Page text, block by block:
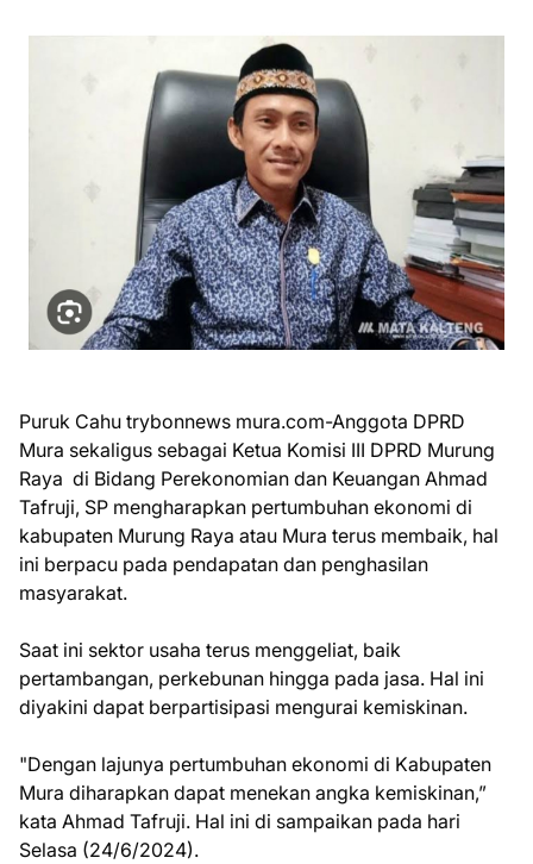
Puruk Cahu trybonnews mura.com-Anggota DPRD
Mura sekaligus sebagai Ketua Komisi III DPRD Murung
Raya di Bidang Perekonomian dan Keuangan Ahmad
Tafruji, SP mengharapkan pertumbuhan ekonomi di
kabupaten Murung Raya atau Mura terus membaik, hal
ini berpacu pada pendapatan dan penghasilan
masyarakat.
Saat ini sektor usaha terus menggeliat, baik
pertambangan, perkebunan hingga pada jasa. Hal ini
diyakini dapat berpartisipasi mengurai kemiskinan.
"Dengan lajunya pertumbuhan ekonomi di Kabupaten
Mura diharapkan dapat menekan angka kemiskinan,”
kata Ahmad Tafruji. Hal ini di sampaikan pada hari
Selasa (24/6/2024).